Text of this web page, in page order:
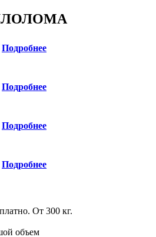
Подробнее
Подробнее
Подробнее
Подробнее
От 300 кг.
объем